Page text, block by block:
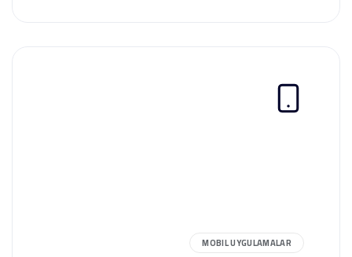
MOBIL UYGULAMALAR